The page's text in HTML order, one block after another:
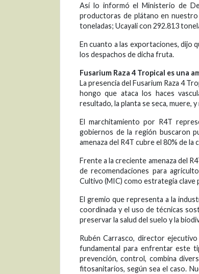
Así lo informó el Ministerio de
productoras de plátano en
toneladas; Ucayali con 292.813
En cuanto a las exportaciones, dijo
los despachos de dicha fruta.
Fusarium Raza 4 Tropical es una
La presencia del Fusarium Raza 4
hongo que ataca los haces
resultado, la planta se seca, muere,
El marchitamiento por R4T
gobiernos de la región buscaron
amenaza del R4T cubre el 80% de la
Frente a la creciente amenaza del
de recomendaciones para
Cultivo (MIC) como estrategia clave
El gremio que representa a la
coordinada y el uso de técnicas
preservar la salud del suelo y la
Rubén Carrasco, director
fundamental para enfrentar este
prevención, control, combina
fitosanitarios, según sea el caso.